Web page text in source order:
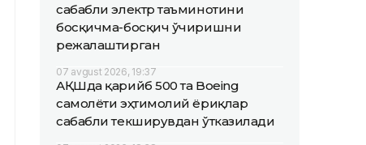
сабабли электр таъминотини
босқичма-босқич ўчиришни
режалаштирган
07 avgust 2026, 19:37
АҚШда қарийб 500 та Boeing
самолёти эҳтимолий ёриқлар
сабабли текширувдан ўтказилади